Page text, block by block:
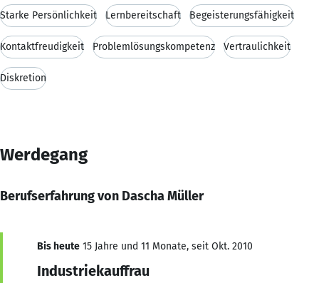
Starke Persönlichkeit Lernbereitschaft Begeisterungsfähigkeit
Kontaktfreudigkeit Problemlösungskompetenz Vertraulichkeit
Diskretion
Werdegang
Berufserfahrung von Dascha Müller
Bis heute 15 Jahre und 11 Monate, seit Okt. 2010
Industriekauffrau